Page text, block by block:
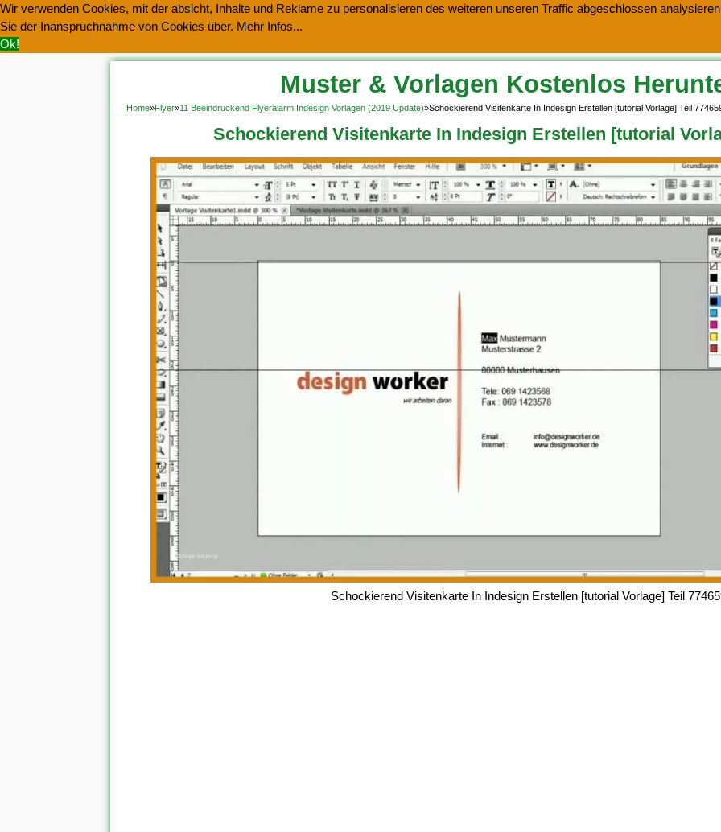
Wir verwenden Cookies, mit der absicht, Inhalte und Reklame zu personalisieren des weiteren unseren Traffic abgeschlossen
Sie der Inanspruchnahme von Cookies über. Mehr Infos...
Ok!
Muster & Vorlagen Kostenlos
Home»Flyer»11 Beeindruckend Flyeralarm Indesign Vorlagen (2019 Update)»Schockierend Visitenkarte In Indesign Erstellen [tutorial Vorlage] Teil
Schockierend Visitenkarte In Indesign Erstellen [tutorial
Schockierend Visitenkarte In Indesign Erstellen [tutorial Vorlage] Teil